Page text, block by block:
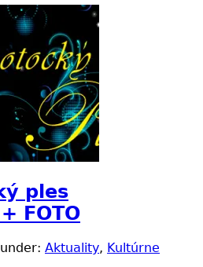
ples
FOTO
Aktuality, Kultúrne